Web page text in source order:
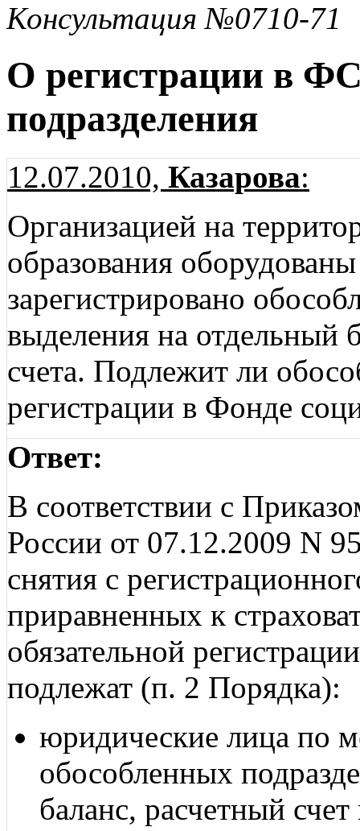
Консультация №0710-71
О регистрации в
подразделения
12.07.2010, Казарова:
Организацией на
образования
зарегистрировано
выделения на отдельный
счета. Подлежит ли
регистрации в Фонде
Ответ:
В соответствии с
России от 07.12.2009 N
снятия с
приравненных к
обязательной
подлежат (п. 2 Порядка):
юридические лица по
обособленных
баланс, расчетный